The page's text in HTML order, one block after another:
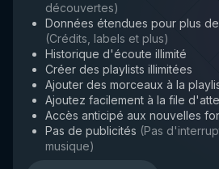
découvertes)
Données étendues pour plus
(Crédits, labels et plus)
Historique d'écoute illimité
Créer des playlists illimitées
Ajouter des morceaux à la
Ajoutez facilement à la file
Accès anticipé aux nouvelles
Pas de publicités (Pas
musique)